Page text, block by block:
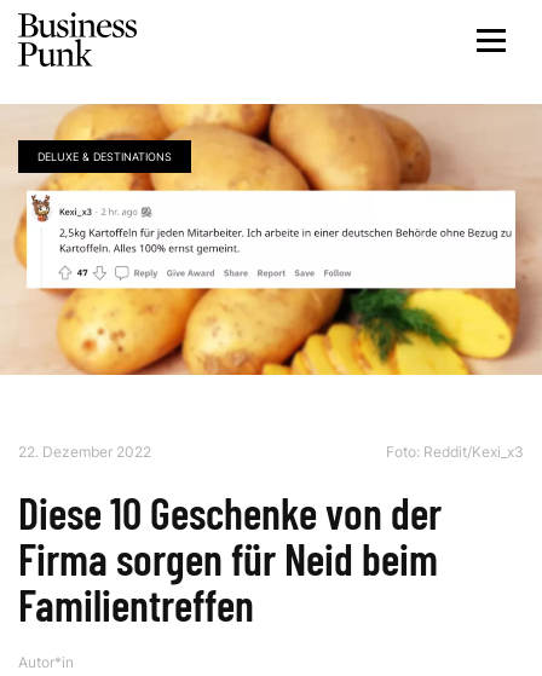
DELUXE & DESTINATIONS
22. Dezember 2022 Foto: Reddit/Kexi_x3
Diese 10 Geschenke von der
Firma sorgen für Neid beim
Familientreffen
Autor*in